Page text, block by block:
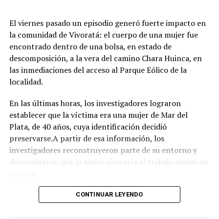
arboledas y dejarse tentar por una taza de chocolate
caliente mientras se disfruta de buena música es el plan
perfecto para escaparse de la rutina este fin de semana
largo.
INFORMACIÓN GENERAL DEL EVENTO
Evento: 30° Fiesta Nacional del Chocolate Artesanal
(ChocoGesell)
Fecha: Fin de semana largo del 17 de Agosto de 2026
Horario: De 11:00 a 21:00 hs.
Lugar: Pinar del Norte (Alameda 202 y Calle 303, Villa
Gesell)
visitantes
El viernes pasado un episodio generó fuerte impacto en
la comunidad de Vivoratá: el cuerpo de una mujer fue
encontrado dentro de una bolsa, en estado de
descomposición, a la vera del camino Chara Huinca, en
las inmediaciones del acceso al Parque Eólico de la
localidad.
En las últimas horas, los investigadores lograron
establecer que la víctima era una mujer de Mar del
Plata, de 40 años, cuya identificación decidió
preservarse.A partir de esa información, los
investigadores reconstruyeron parte de su entorno y
determinaron que la mujer ejercería el trabajo sexual en
Según el portal Mi8, pese a que la escena donde fue
CONTINUAR LEYENDO